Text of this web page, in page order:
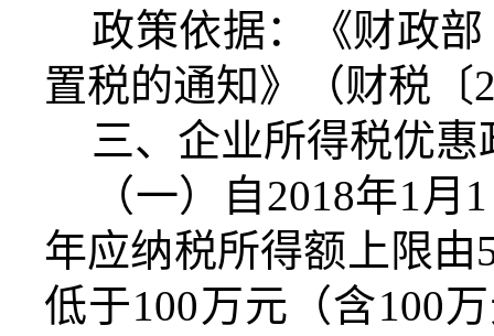
政策依据：《财政
置税的通知》（财税〔
三、企业所得税优惠
（一）自2018年1
年应纳税所得额上限由
低于100万元（含100